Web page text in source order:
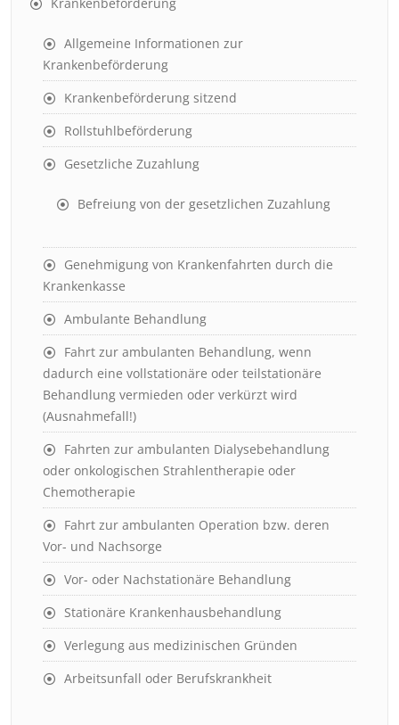
Allgemeine Informationen zur
Krankenbeförderung
Krankenbeförderung sitzend
Rollstuhlbeförderung
Gesetzliche Zuzahlung
Befreiung von der gesetzlichen Zuzahlung
Genehmigung von Krankenfahrten durch die
Krankenkasse
Ambulante Behandlung
Fahrt zur ambulanten Behandlung, wenn
dadurch eine vollstationäre oder teilstationäre
Behandlung vermieden oder verkürzt wird
(Ausnahmefall!)
Fahrten zur ambulanten Dialysebehandlung
oder onkologischen Strahlentherapie oder
Chemotherapie
Fahrt zur ambulanten Operation bzw. deren
Vor- und Nachsorge
Vor- oder Nachstationäre Behandlung
Stationäre Krankenhausbehandlung
Verlegung aus medizinischen Gründen
Arbeitsunfall oder Berufskrankheit